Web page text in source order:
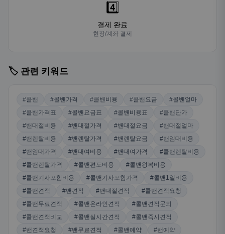
4️⃣
결제 완료
현장/계좌 결제
🏷️ 관련 키워드
#콜밴 #콜밴가격 #콜밴비용 #콜밴요금
#콜밴얼마
#콜밴가격표
#콜밴요금표 #콜밴비용표
#콜밴단가
#밴대절비용
#밴대절가격 #밴대절요금
#밴대절얼마
#밴렌탈비용
#밴렌탈가격 #밴렌탈요금
#밴임대비용
#밴임대가격
#밴대여비용 #밴대여가격
#콜밴렌탈비용
#콜밴렌탈가격
#콜밴편도비용
#콜밴왕복비용
#콜밴기사포함비용
#콜밴기사포함가격
#콜밴1일비용
#콜밴견적
#밴견적 #밴대절견적
#콜밴견적요청
#콜밴무료견적
#콜밴온라인견적
#콜밴견적문의
#콜밴견적비교
#콜밴실시간견적
#콜밴즉시견적
#밴견적요청
#밴무료견적 #콜밴예약
#밴예약